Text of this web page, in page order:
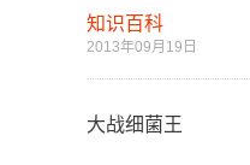
知识百科
2013年09月19日
大战细菌王